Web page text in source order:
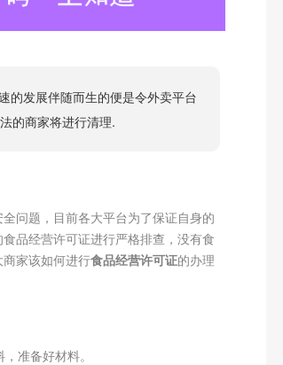
的发展伴随而生的便是令外卖平台
的商家将进行清理.
问题，目前各大平台为了保证自身的
品经营许可证进行严格排查，没有食
家该如何进行食品经营许可证的办理
准备好材料。